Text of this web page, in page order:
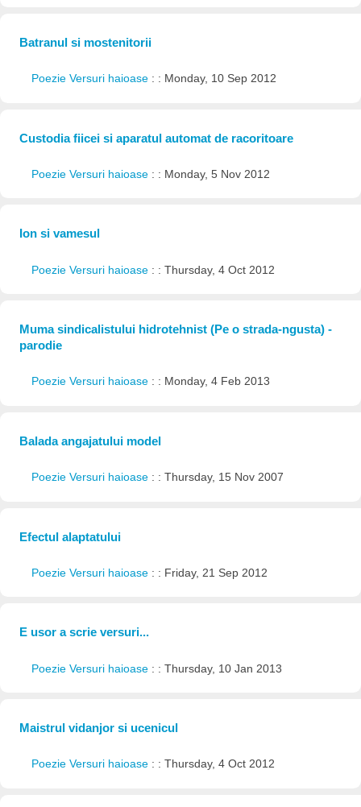
Batranul si mostenitorii
Poezie Versuri haioase : : Monday, 10 Sep 2012
Custodia fiicei si aparatul automat de racoritoare
Poezie Versuri haioase : : Monday, 5 Nov 2012
Ion si vamesul
Poezie Versuri haioase : : Thursday, 4 Oct 2012
Muma sindicalistului hidrotehnist (Pe o strada-ngusta) -
parodie
Poezie Versuri haioase : : Monday, 4 Feb 2013
Balada angajatului model
Poezie Versuri haioase : : Thursday, 15 Nov 2007
Efectul alaptatului
Poezie Versuri haioase : : Friday, 21 Sep 2012
E usor a scrie versuri...
Poezie Versuri haioase : : Thursday, 10 Jan 2013
Maistrul vidanjor si ucenicul
Poezie Versuri haioase : : Thursday, 4 Oct 2012